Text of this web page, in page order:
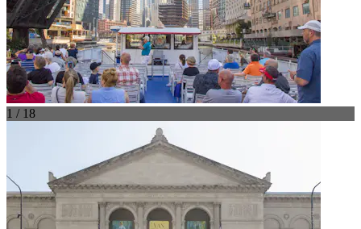
1 / 18